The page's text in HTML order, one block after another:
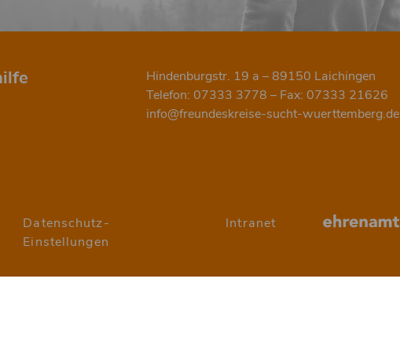
Hindenburgstr. 19 a – 89150 Laichingen
Telefon: 07333 3778 – Fax: 07333 21626
info@freundeskreise-sucht-wuerttemberg.de
Datenschutz-
Einstellungen
Intranet